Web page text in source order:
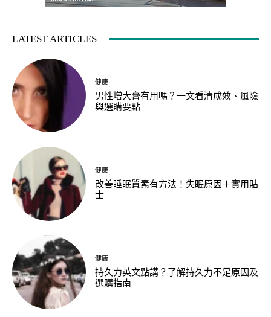
LATEST ARTICLES
健康
男性增大膏有用嗎？一文看清成效、風險
與選購要點
健康
改善睡眠質素有方法！失眠原因＋實用貼
士
健康
持久力英文點講？了解持久力不足原因及
選購指南